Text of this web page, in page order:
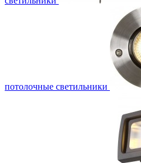
потолочные светильники